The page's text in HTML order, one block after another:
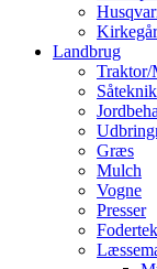
Landbrug
Traktor/
Såteknik
Græs
Mulch
Vogne
Presser